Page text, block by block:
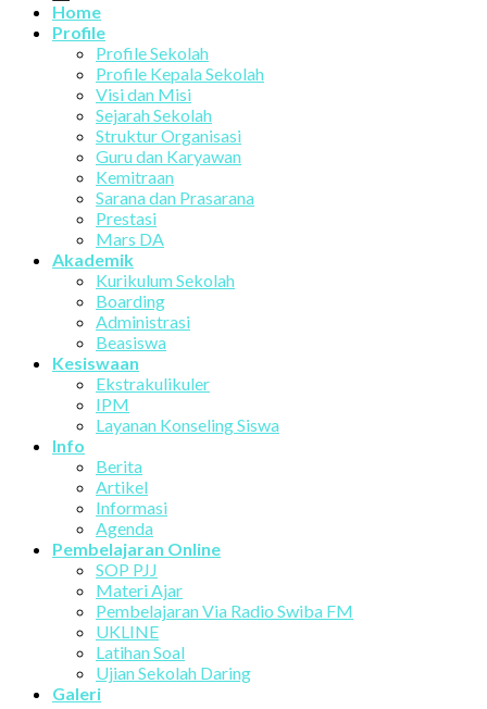
Home
Profile
Profile Sekolah
Profile Kepala Sekolah
Visi dan Misi
Sejarah Sekolah
Struktur Organisasi
Guru dan Karyawan
Kemitraan
Sarana dan Prasarana
Prestasi
Mars DA
Akademik
Kurikulum Sekolah
Boarding
Administrasi
Beasiswa
Kesiswaan
Ekstrakulikuler
IPM
Layanan Konseling Siswa
Info
Berita
Artikel
Informasi
Agenda
Pembelajaran Online
SOP PJJ
Materi Ajar
Pembelajaran Via Radio Swiba FM
UKLINE
Latihan Soal
Ujian Sekolah Daring
Galeri